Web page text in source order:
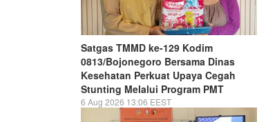
Satgas TMMD ke-129 Kodim
0813/Bojonegoro Bersama Dinas
Kesehatan Perkuat Upaya Cegah
Stunting Melalui Program PMT
6 Aug 2026 13:06 EEST